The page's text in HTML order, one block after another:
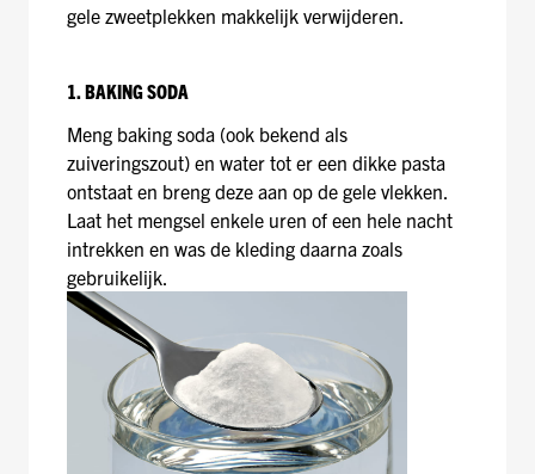
gele zweetplekken makkelijk verwijderen.
1. BAKING SODA
Meng baking soda (ook bekend als
zuiveringszout) en water tot er een dikke pasta
ontstaat en breng deze aan op de gele vlekken.
Laat het mengsel enkele uren of een hele nacht
intrekken en was de kleding daarna zoals
gebruikelijk.